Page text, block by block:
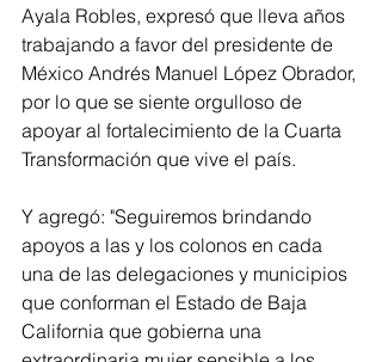
Ayala Robles, expresó que lleva años
trabajando a favor del presidente de
México Andrés Manuel López Obrador,
por lo que se siente orgulloso de
apoyar al fortalecimiento de la Cuarta
Transformación que vive el país.
Y agregó: "Seguiremos brindando
apoyos a las y los colonos en cada
una de las delegaciones y municipios
que conforman el Estado de Baja
California que gobierna una